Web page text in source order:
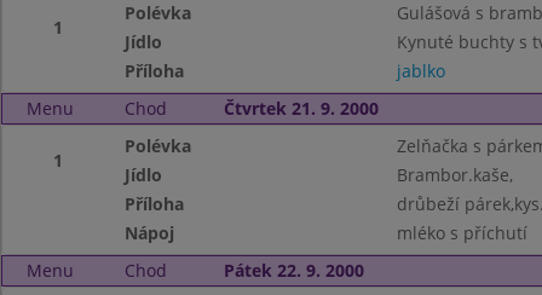
1
Polévka
Gulášová s
Jídlo
Kynuté buchty s
Příloha
jablko
Menu
Chod Čtvrtek 21. 9. 2000
1
Polévka
Zelňačka s
Jídlo
Brambor.kaše,
Příloha
drůbeží
Nápoj
mléko s příchutí
Menu
Chod Pátek 22. 9. 2000